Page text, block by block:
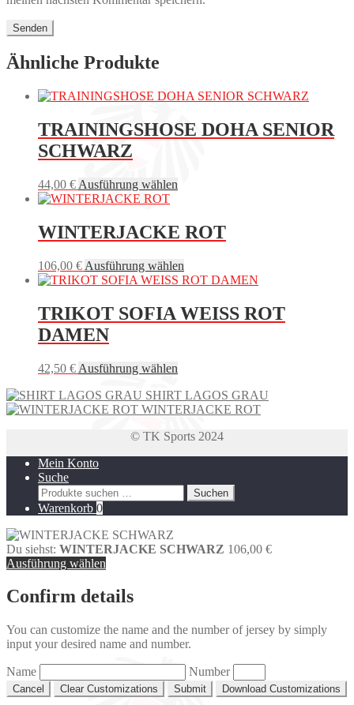
Ähnliche Produkte
TRAININGSHOSE DOHA SENIOR
SCHWARZ
44,00 € Ausführung wählen
mehrere
Varianten
Die
Optionen
auf
der
WINTERJACKE ROT
106,00 € Ausführung wählen
Produkt
mehrere
Varianten
auf
der
gewählt
TRIKOT SOFIA WEISS ROT
DAMEN
42,50 € Ausführung wählen
weist
mehrere
auf.
werden
SHIRT LAGOS GRAU
WINTERJACKE ROT
© TK Sports 2024
Mein Konto
Suche
Suchen
nach:
Suchen
Warenkorb 0
Du siehst: WINTERJACKE SCHWARZ 106,00 €
Ausführung wählen
Confirm details
You can customize the name and the number of jersey by simply
input your desired name and number.
Name Number
Cancel Clear Customizations Submit Download Customizations